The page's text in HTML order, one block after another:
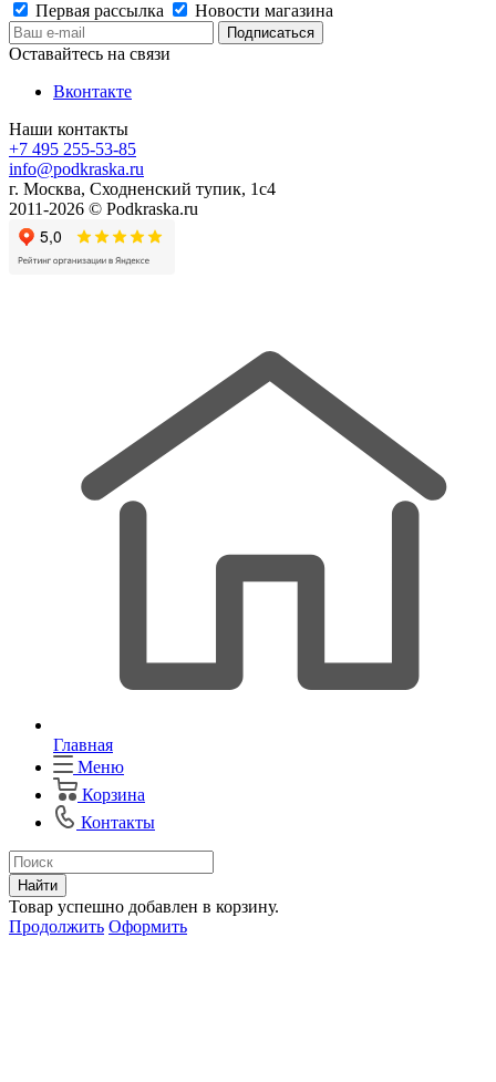
Первая рассылка
Новости магазина
Оставайтесь на связи
Вконтакте
Наши контакты
+7 495 255-53-85
info@podkraska.ru
г. Москва, Сходненский тупик, 1с4
2011-2026 © Podkraska.ru
Главная
Меню
Корзина
Контакты
Найти
Товар успешно добавлен в корзину.
Продолжить Оформить